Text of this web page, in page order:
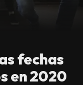
fechas
en 2020